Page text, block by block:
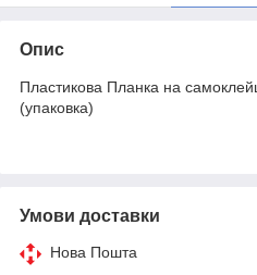
Опис
Пластикова Планка на
(упаковка)
Умови доставки
Нова Пошта